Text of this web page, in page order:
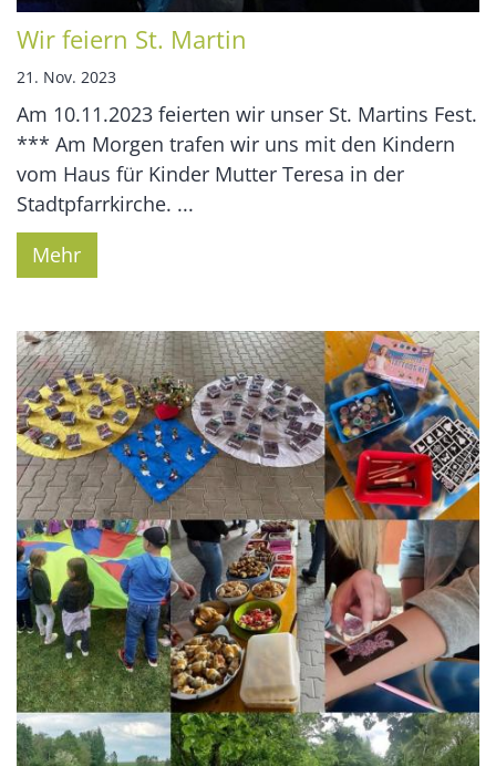
Wir feiern St. Martin
21. Nov. 2023
Am 10.11.2023 feierten wir unser St. Martins Fest.
*** Am Morgen trafen wir uns mit den Kindern
vom Haus für Kinder Mutter Teresa in der
Stadtpfarrkirche. ...
Mehr